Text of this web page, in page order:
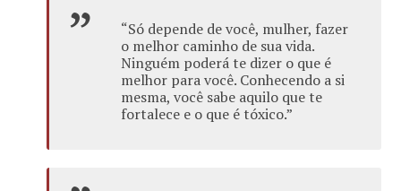
“Só depende de você, mulher, fazer
o melhor caminho de sua vida.
Ninguém poderá te dizer o que é
melhor para você. Conhecendo a si
mesma, você sabe aquilo que te
fortalece e o que é tóxico.”